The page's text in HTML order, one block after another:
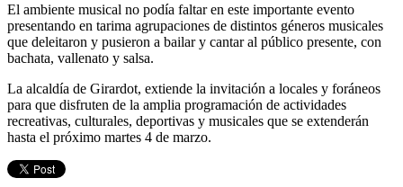
El ambiente musical no podía faltar en este importante evento
presentando en tarima agrupaciones de distintos géneros musicales
que deleitaron y pusieron a bailar y cantar al público presente, con
bachata, vallenato y salsa.
La alcaldía de Girardot, extiende la invitación a locales y foráneos
para que disfruten de la amplia programación de actividades
recreativas, culturales, deportivas y musicales que se extenderán
hasta el próximo martes 4 de marzo.